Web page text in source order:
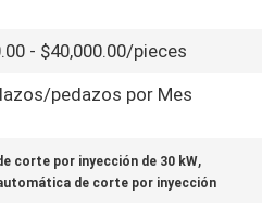
- $40,000.00/pieces
pedazos por Mes
corte por inyección de 30 kW,
de corte por inyección